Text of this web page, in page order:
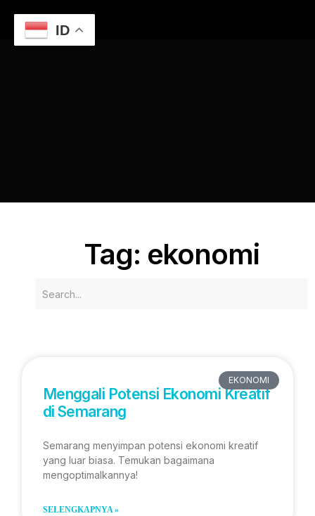
Tag: ekonomi
EKONOMI
Menggali Potensi Ekonomi Kreatif
di Semarang
Semarang menyimpan potensi ekonomi kreatif
yang luar biasa. Temukan bagaimana
mengoptimalkannya!
SELENGKAPNYA »
ID